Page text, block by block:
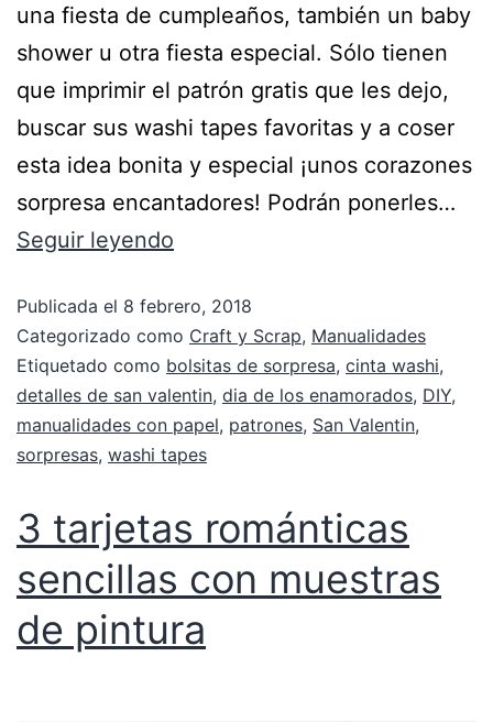
una fiesta de cumpleaños, también un baby
shower u otra fiesta especial. Sólo tienen
que imprimir el patrón gratis que les dejo,
buscar sus washi tapes favoritas y a coser
esta idea bonita y especial ¡unos corazones
sorpresa encantadores! Podrán ponerles…
Seguir leyendo
Publicada el 8 febrero, 2018
Categorizado como Craft y Scrap, Manualidades
Etiquetado como bolsitas de sorpresa, cinta washi,
detalles de san valentin, dia de los enamorados, DIY,
manualidades con papel, patrones, San Valentin,
sorpresas, washi tapes
3 tarjetas románticas
sencillas con muestras
de pintura